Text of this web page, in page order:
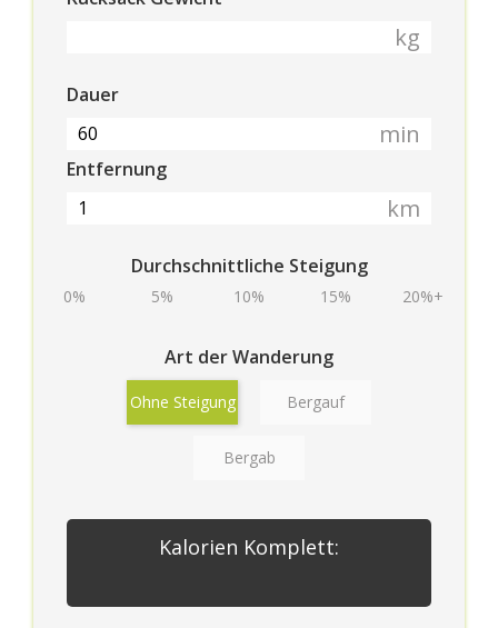
kg
Dauer
min
Entfernung
km
Durchschnittliche Steigung
0% 5% 10% 15% 20%+
Art der Wanderung
Ohne Steigung Bergauf
Bergab
Kalorien Komplett: